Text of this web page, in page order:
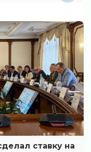
ставку на